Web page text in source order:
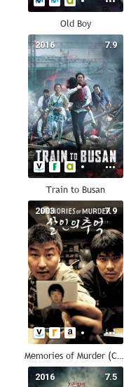
Old Boy
7.9
2016
Train to Busan
7.9
2003
Memories of Murder (Crónica de un asesino en serie)
7.5
2016